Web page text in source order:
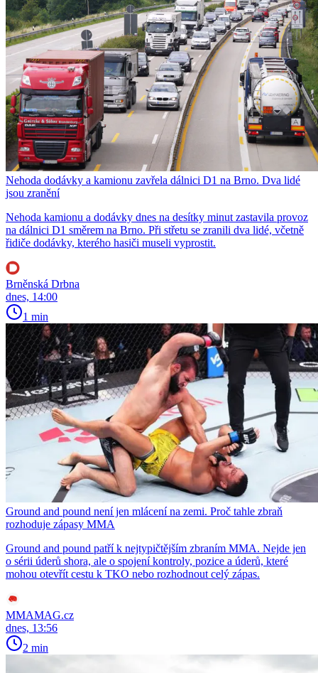
Nehoda dodávky a kamionu zavřela dálnici D1 na Brno. Dva lidé
jsou zranění
Nehoda kamionu a dodávky dnes na desítky minut zastavila provoz
na dálnici D1 směrem na Brno. Při střetu se zranili dva lidé, včetně
řidiče dodávky, kterého hasiči museli vyprostit.
Brněnská Drbna
dnes, 14:00
1 min
Ground and pound není jen mlácení na zemi. Proč tahle zbraň
rozhoduje zápasy MMA
Ground and pound patří k nejtypičtějším zbraním MMA. Nejde jen
o sérii úderů shora, ale o spojení kontroly, pozice a úderů, které
mohou otevřít cestu k TKO nebo rozhodnout celý zápas.
MMAMAG.cz
dnes, 13:56
2 min